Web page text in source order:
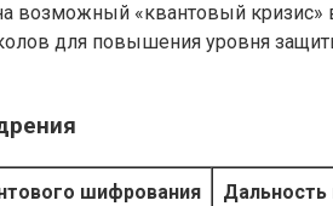
возможный «квантовый кризис»
для повышения уровня
шифрования